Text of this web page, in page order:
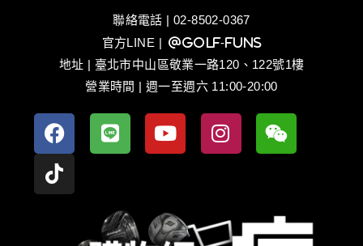
聯絡電話 | 02-8502-0367
官方LINE | @golf-funs
地址 | 臺北市中山區敬業一路120、122號1樓
營業時間 | 週一至週六 11:00-20:00